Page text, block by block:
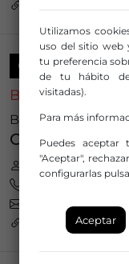
COMPAÑÍA
BRATIA
Barcelona
CONTACTO
José Joaquín
616599751
https://
Utilizamos
uso del sitio web
tu preferencia
de tu hábito de
visitadas).
Para más
Puedes aceptar
"Aceptar",
configurarlas
Aceptar